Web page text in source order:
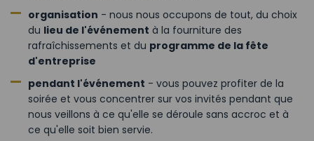
organisation - nous nous occupons de tout, du choix
du lieu de l'événement à la fourniture des
rafraîchissements et du programme de la fête
d'entreprise
pendant l'événement - vous pouvez profiter de la
soirée et vous concentrer sur vos invités pendant que
nous veillons à ce qu'elle se déroule sans accroc et à
ce qu'elle soit bien servie.